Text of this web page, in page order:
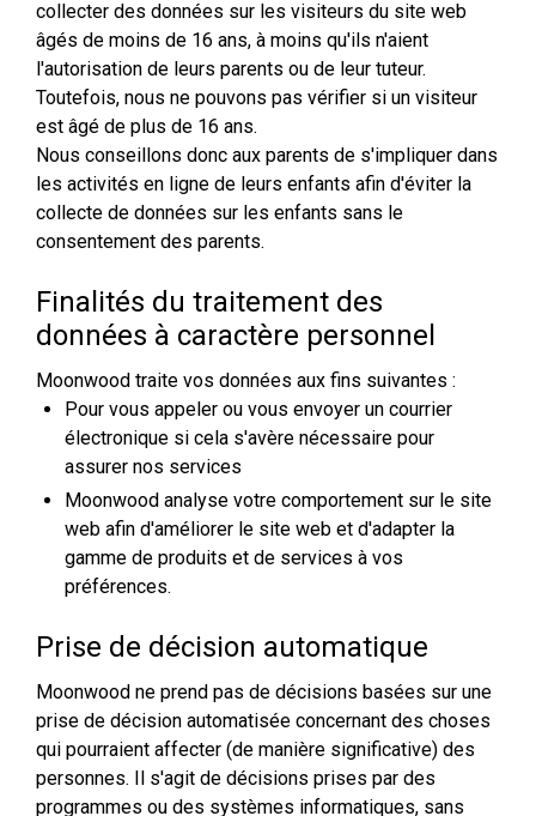
collecter des données sur les visiteurs du site web
âgés de moins de 16 ans, à moins qu'ils n'aient
l'autorisation de leurs parents ou de leur tuteur.
Toutefois, nous ne pouvons pas vérifier si un visiteur
est âgé de plus de 16 ans.
Nous conseillons donc aux parents de s'impliquer dans
les activités en ligne de leurs enfants afin d'éviter la
collecte de données sur les enfants sans le
consentement des parents.
Finalités du traitement des
données à caractère personnel
Moonwood traite vos données aux fins suivantes :
Pour vous appeler ou vous envoyer un courrier
électronique si cela s'avère nécessaire pour
assurer nos services
Moonwood analyse votre comportement sur le site
web afin d'améliorer le site web et d'adapter la
gamme de produits et de services à vos
préférences.
Prise de décision automatique
Moonwood ne prend pas de décisions basées sur une
prise de décision automatisée concernant des choses
qui pourraient affecter (de manière significative) des
personnes. Il s'agit de décisions prises par des
programmes ou des systèmes informatiques, sans